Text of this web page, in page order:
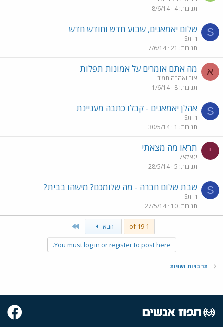
תגובות 4
8/6/14
S שלום יאמאנים, שבוע חדש וחודש חדש
Sודית
תגובות 21
7/6/14
א מה אתם אומרים על אמונות תפלות
אור ואהבה תמיד
תגובות 8
1/6/14
S אהלן יאמאנים - קבלו כתבה מעניינת
Sודית
תגובות 1
30/5/14
י תראו מה מצאתי
יגאל79
תגובות 5
28/5/14
S שבת שלום חברה - מה שלומכם? מישהו בבית?
Sודית
תגובות 10
27/5/14
1 of 19 הבא
You must log in or register to post here.
תרבויות ושפות